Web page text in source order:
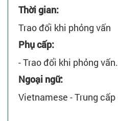
Thời gian:
Trao đổi khi phỏng vấn
Phụ cấp:
- Trao đổi khi phỏng vấn.
Ngoại ngữ:
Vietnamese - Trung cấp